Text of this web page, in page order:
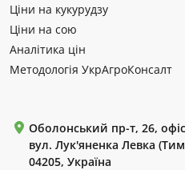
Ціни на кукурудзу
Ціни на сою
Аналітика цін
Методологія УкрАгроКонсалт
Оболонський пр-т, 26,
вул. Лук'яненка Левка
04205, Україна